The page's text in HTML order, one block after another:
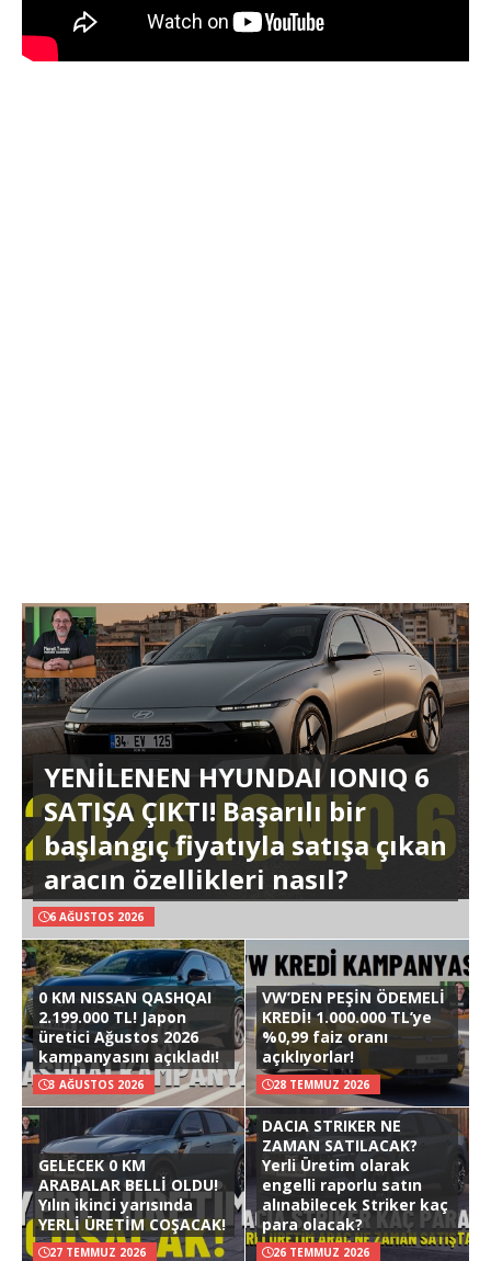
YENİLENEN HYUNDAI IONIQ 6
SATIŞA ÇIKTI! Başarılı bir
başlangıç fiyatıyla satışa çıkan
aracın özellikleri nasıl?
6 AĞUSTOS 2026
0 KM NISSAN QASHQAI
2.199.000 TL! Japon
üretici Ağustos 2026
kampanyasını açıkladı!
3 AĞUSTOS 2026
VW’DEN PEŞİN ÖDEMELİ
KREDİ! 1.000.000 TL’ye
%0,99 faiz oranı
açıklıyorlar!
28 TEMMUZ 2026
GELECEK 0 KM
ARABALAR BELLİ OLDU!
Yılın ikinci yarısında
YERLİ ÜRETİM COŞACAK!
27 TEMMUZ 2026
DACIA STRIKER NE
ZAMAN SATILACAK?
Yerli Üretim olarak
engelli raporlu satın
alınabilecek Striker kaç
para olacak?
26 TEMMUZ 2026